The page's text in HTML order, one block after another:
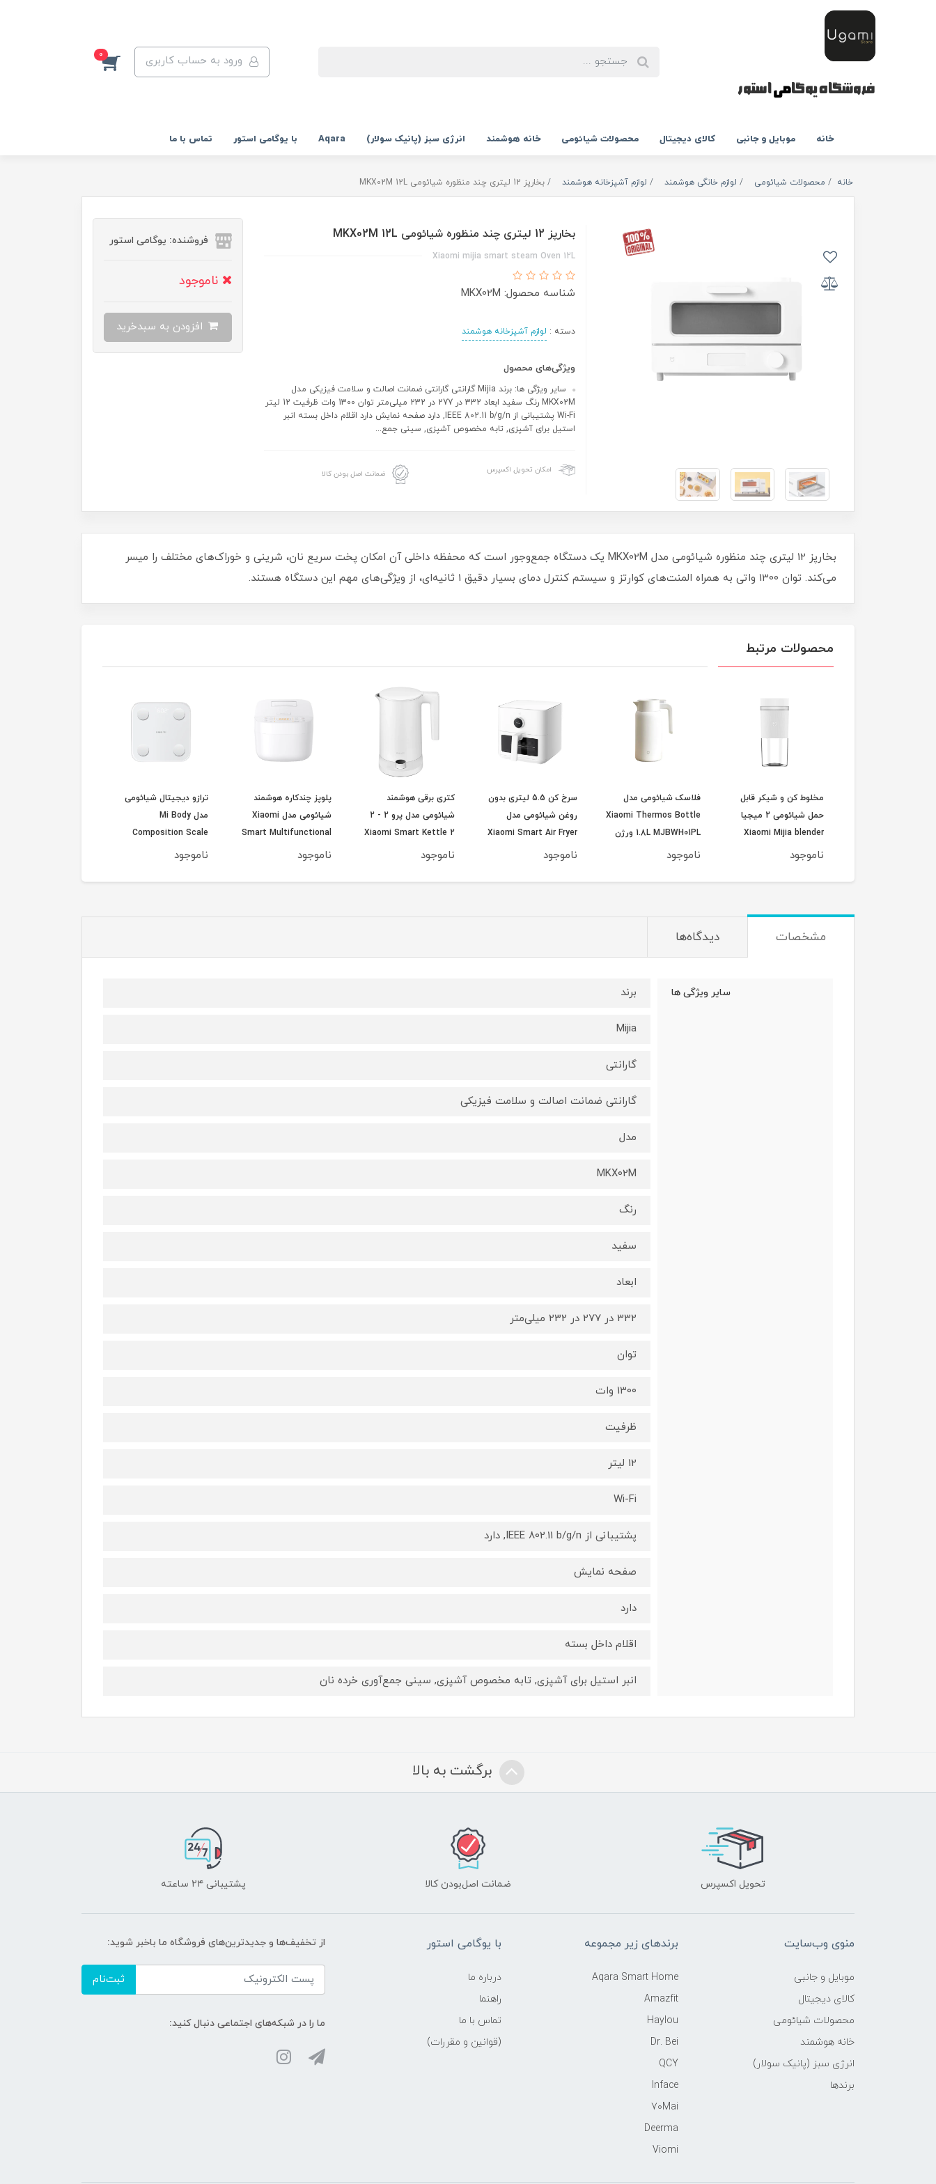
فروشگاه یوگامیاستور
ورود به حساب کاربری 0
خانه موبایل و جانبی کالای دیجیتال محصولات شیائومی خانه هوشمند انرژی سبز (پانیک سولار) Aqara با یوگامی استور تماس با ما
خانه محصولات شیائومی لوازم خانگی هوشمند لوازم آشپزخانه هوشمند بخارپز 12 لیتری چند منظوره شیائومی MKX02M 12L
بخارپز 12 لیتری چند منظوره شیائومی MKX02M 12L
Xiaomi mijia smart steam Oven 12L
شناسه محصول: MKX02M
دسته : لوازم آشپزخانه هوشمند
ویژگی‌های محصول
سایر ویژگی ها: برند Mijia گارانتی گارانتی ضمانت اصالت و سلامت فیزیکی مدل
MKX02M رنگ سفید ابعاد 332 در 277 در 232 میلی‌متر توان 1300 وات ظرفیت 12 لیتر
Wi-Fi پشتیبانی از IEEE 802.11 b/g/n, دارد صفحه نمایش دارد اقلام داخل بسته انبر
استیل برای آشپزی, تابه مخصوص آشپزی, سینی جمع‌...
امکان تحویل اکسپرس ضمانت اصل بودن کالا
فروشنده: یوگامی استور
ناموجود
بخارپز 12 لیتری چند منظوره شیائومی مدل MKX02M یک دستگاه جمع‌وجور است که محفظه داخلی آن امکان پخت سریع نان، شرینی و خوراک‌های مختلف را میسر
می‌کند. توان 1300 واتی به همراه المنت‌های کوارتز و سیستم کنترل دمای بسیار دقیق 1 ثانیه‌ای، از ویژگی‌های مهم این دستگاه هستند.
محصولات مرتبط
مخلوط کن و شیکر قابل
حمل شیائومی 2 میجیا
Xiaomi Mijia blender
model MJZZB02PL
ناموجود
فلاسک شیائومی مدل
Xiaomi Thermos Bottle
1.8L MJBWH01PL ورژن
گلوبال اصلی
ناموجود
سرخ کن 5.5 لیتری بدون
روغن شیائومی مدل
Xiaomi Smart Air Fryer
5.5 L MAF15 ورژن گلوبال
ناموجود
کتری برقی هوشمند
شیائومی مدل پرو 2 - 2
Xiaomi Smart Kettle 2
Pro ورژن گلوبال اروپا
ناموجود
پلوپز چندکاره هوشمند
شیائومی مدل Xiaomi
Smart Multifunctional
Rice Cooker MFB120A -
ناموجود
ترازو دیجیتال شیائومی
مدل Mi Body
Composition Scale
ناموجود
مشخصات دیدگاه‌ها
سایر ویژگی ها برند
Mijia
گارانتی
گارانتی ضمانت اصالت و سلامت فیزیکی
مدل
MKX02M
رنگ
سفید
ابعاد
332 در 277 در 232 میلی‌متر
توان
1300 وات
ظرفیت
12 لیتر
Wi-Fi
پشتیبانی از IEEE 802.11 b/g/n, دارد
صفحه نمایش
دارد
اقلام داخل بسته
انبر استیل برای آشپزی, تابه مخصوص آشپزی, سینی جمع‌آوری خرده نان
برگشت به بالا
تحویل اکسپرس ضمانت اصل‌بودن کالا پشتیبانی ۲۴ ساعته
منوی وب‌سایت
موبایل و جانبی
کالای دیجیتال
محصولات شیائومی
خانه هوشمند
انرژی سبز (پانیک سولار)
برندها
برندهای زیر مجموعه
Aqara Smart Home
Amazfit
Haylou
Dr. Bei
QCY
Inface
70Mai
Deerma
Viomi
با یوگامی استور
درباره ما
راهنما
تماس با ما
(قوانین و مقررات)
از تخفیف‌ها و جدیدترین‌های فروشگاه ما باخبر شوید:
ثبت‌نام
ما را در شبکه‌های اجتماعی دنبال کنید: